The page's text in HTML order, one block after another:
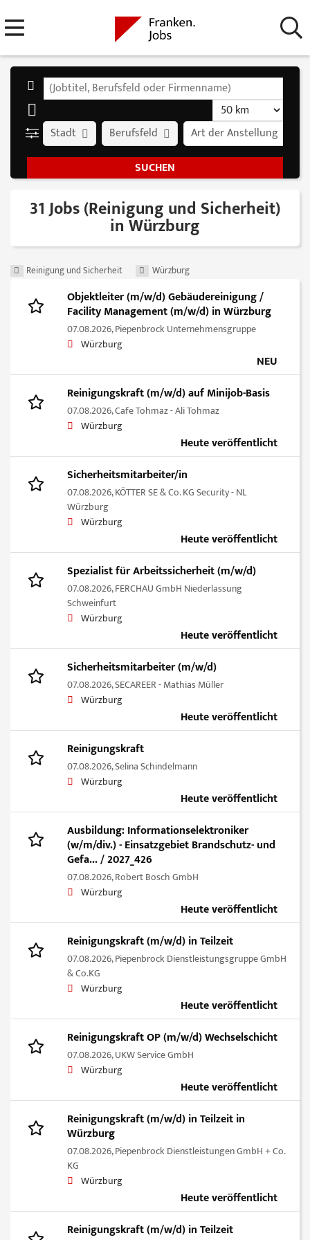
Stadt Art der Anstellung
Berufsfeld
31 Jobs (Reinigung und Sicherheit)
in Würzburg
Reinigung und Sicherheit Würzburg
Objektleiter (m/w/d) Gebäudereinigung /
Facility Management (m/w/d) in Würzburg
07.08.2026,Piepenbrock Unternehmensgruppe
Würzburg
NEU
Reinigungskraft (m/w/d) auf Minijob-Basis
07.08.2026,Cafe Tohmaz - Ali Tohmaz
Würzburg
Heute veröffentlicht
Sicherheitsmitarbeiter/in
07.08.2026,KÖTTER SE & Co. KG Security - NL
Würzburg
Würzburg
Heute veröffentlicht
Spezialist für Arbeitssicherheit (m/w/d)
07.08.2026,FERCHAU GmbH Niederlassung
Schweinfurt
Würzburg
Heute veröffentlicht
Sicherheitsmitarbeiter (m/w/d)
07.08.2026,SECAREER - Mathias Müller
Würzburg
Heute veröffentlicht
Reinigungskraft
07.08.2026,Selina Schindelmann
Würzburg
Heute veröffentlicht
Ausbildung: Informationselektroniker
(w/m/div.) - Einsatzgebiet Brandschutz- und
Gefa... / 2027_426
07.08.2026,Robert Bosch GmbH
Würzburg
Heute veröffentlicht
Reinigungskraft (m/w/d) in Teilzeit
07.08.2026,Piepenbrock Dienstleistungsgruppe GmbH
& Co.KG
Würzburg
Heute veröffentlicht
Reinigungskraft OP (m/w/d) Wechselschicht
07.08.2026,UKW Service GmbH
Würzburg
Heute veröffentlicht
Reinigungskraft (m/w/d) in Teilzeit in
Würzburg
07.08.2026,Piepenbrock Dienstleistungen GmbH + Co.
KG
Würzburg
Heute veröffentlicht
Reinigungskraft (m/w/d) in Teilzeit